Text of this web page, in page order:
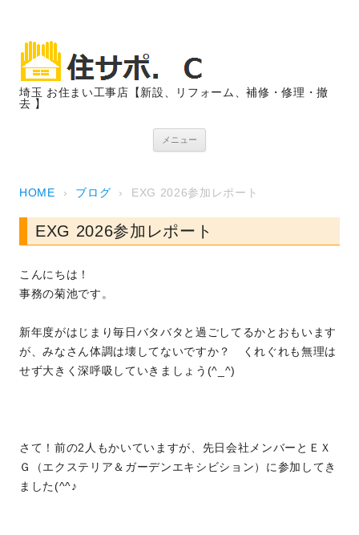
埼玉 お住まい工事店【新設、リフォーム、補修・修理・撤
去 】
メニュー
HOME › ブログ › EXG 2026参加レポート
EXG 2026参加レポート
こんにちは！
事務の菊池です。
新年度がはじまり毎日バタバタと過ごしてるかとおもいます
が、みなさん体調は壊してないですか？ くれぐれも無理は
せず大きく深呼吸していきましょう(^_^)
さて！前の2人もかいていますが、先日会社メンバーとＥＸ
Ｇ（エクステリア＆ガーデンエキシビション）に参加してき
ました(^^♪